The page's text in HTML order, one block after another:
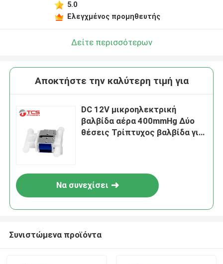
5.0
Ελεγχμένος προμηθευτής
Δείτε περισσότερων
Αποκτήστε την καλύτερη τιμή για
DC 12V μικροηλεκτρική
βαλβίδα αέρα 400mmHg Δύο
θέσεις Τρίπτυχος βαλβίδα για
Να συνεχίσει
Συνιστώμενα προϊόντα